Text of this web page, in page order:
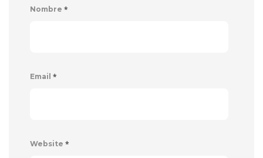
Nombre *
Email *
Website *